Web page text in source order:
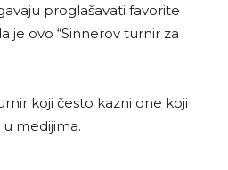
proglašavati favorite
je ovo “Sinnerov turnir za
koji često kazni one koji
medijima.